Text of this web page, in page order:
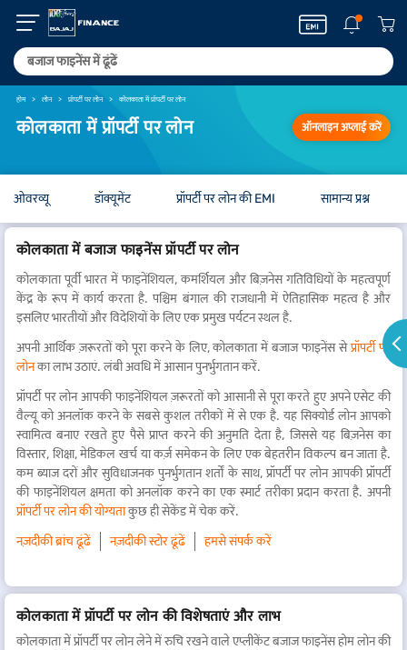
होम लोन प्रॉपर्टी पर लोन कोलकाता में प्रॉपर्टी पर लोन
कोलकाता में प्रॉपर्टी पर लोन ऑनलाइन अप्लाई करें
ओवरव्यू डॉक्यूमेंट प्रॉपर्टी पर लोन की EMI सामान्य प्रश्न
कोलकाता में बजाज फाइनेंस प्रॉपर्टी पर लोन
कोलकाता पूर्वी भारत में फाइनेंशियल, कमर्शियल और बिज़नेस गतिविधियों के महत्वपूर्ण
केंद्र के रूप में कार्य करता है. पश्चिम बंगाल की राजधानी में ऐतिहासिक महत्व है और
इसलिए भारतीयों और विदेशियों के लिए एक प्रमुख पर्यटन स्थल है.
अपनी आर्थिक ज़रूरतों को पूरा करने के लिए, कोलकाता में बजाज फाइनेंस सेप्रॉपर्टी पर
लोनका लाभ उठाएं. लंबी अवधि में आसान पुनर्भुगतान करें.
प्रॉपर्टी पर लोन आपकी फाइनेंशियल ज़रूरतों को आसानी से पूरा करते हुए अपने एसेट की
वैल्यू को अनलॉक करने के सबसे कुशल तरीकों में से एक है. यह सिक्योर्ड लोन आपको
स्वामित्व बनाए रखते हुए पैसे प्राप्त करने की अनुमति देता है, जिससे यह बिज़नेस का
विस्तार, शिक्षा, मेडिकल खर्च या कर्ज़ समेकन के लिए एक बेहतरीन विकल्प बन जाता है.
कम ब्याज दरों और सुविधाजनक पुनर्भुगतान शर्तों के साथ, प्रॉपर्टी पर लोन आपकी प्रॉपर्टी
की फाइनेंशियल क्षमता को अनलॉक करने का एक स्मार्ट तरीका प्रदान करता है. अपनी
प्रॉपर्टी पर लोन की योग्यताकुछ ही सेकेंड में चेक करें.
नज़दीकी ब्रांच ढूंढें
नज़दीकी स्टोर ढूंढें हमसे संपर्क करें
कोलकाता में प्रॉपर्टी पर लोन की विशेषताएं और लाभ
कोलकाता में प्रॉपर्टी पर लोन लेने में रुचि रखने वाले एप्लीकेंट बजाज फाइनेंस होम लोन की